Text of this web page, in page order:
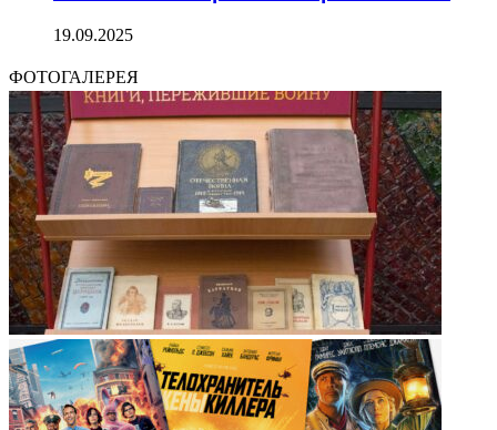
19.09.2025
ФОТОГАЛЕРЕЯ